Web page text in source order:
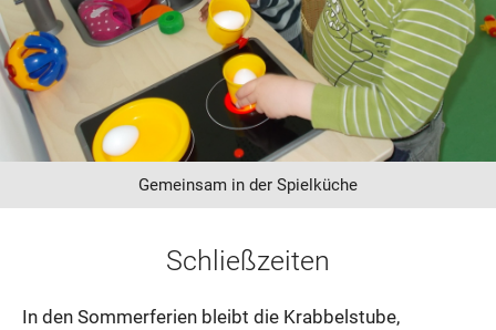
Gemeinsam in der Spielküche
Schließzeiten
In den Sommerferien bleibt die Krabbelstube,